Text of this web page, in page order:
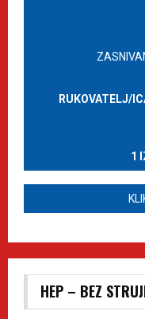
RUKOVATELJ/
1
HEP – BEZ